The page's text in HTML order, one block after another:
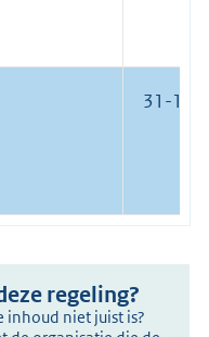
31-12-
regeling?
inhoud niet juist is?